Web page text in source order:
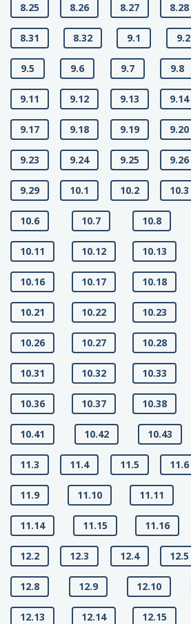
8.25 8.26 8.27 8.28
8.31 8.32 9.1 9.2
9.5 9.6 9.7 9.8
9.11 9.12 9.13 9.14
9.17 9.18 9.19 9.20
9.23 9.24 9.25 9.26
9.29 10.1 10.2 10.3
10.6 10.7 10.8
10.11 10.12 10.13
10.16 10.17 10.18
10.21 10.22 10.23
10.26 10.27 10.28
10.31 10.32 10.33
10.36 10.37 10.38
10.41 10.42 10.43
11.3 11.4 11.5 11.6
11.9 11.10 11.11
11.14 11.15 11.16
12.2 12.3 12.4 12.5
12.8 12.9 12.10
12.13 12.14 12.15